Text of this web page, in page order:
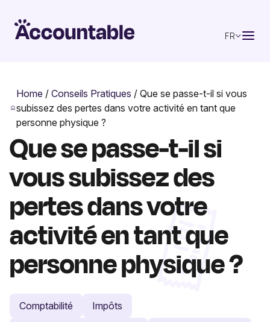
FR
Home / Conseils Pratiques / Que se passe-t-il si vous
subissez des pertes dans votre activité en tant que
personne physique ?
Que se passe-t-il si
vous subissez des
pertes dans votre
activité en tant que
personne physique ?
Comptabilité
Impôts